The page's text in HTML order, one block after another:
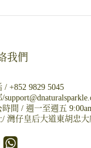
我們
/ +852 9829 5045
/
時間 / 週一至週五
/ 灣仔皇后大道東胡忠大